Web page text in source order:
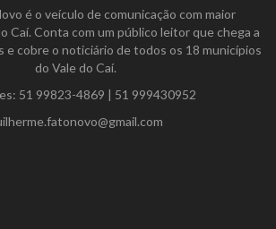
é o veículo de comunicação com maior
Caí. Conta com um público leitor que chega a
e cobre o noticiário de todos os 18 municípios
do Vale do Caí.
51 99823-4869 | 51 999430952